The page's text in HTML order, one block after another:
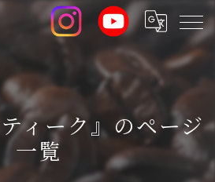
ィーク』のページ
一覧